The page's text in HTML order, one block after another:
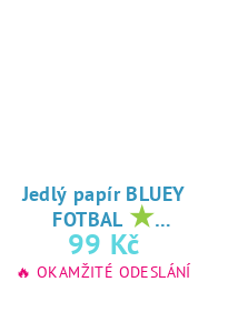
Jedlý papír BLUEY
FOTBAL ★
oblíbený tisk na
jedlý papír
99 Kč
🔥 OKAMŽITÉ ODESLÁNÍ